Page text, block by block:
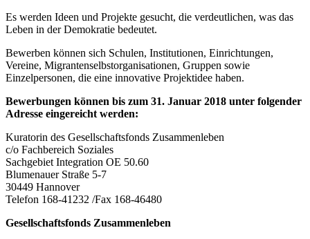
Es werden Ideen und Projekte gesucht, die verdeutlichen, was das
Leben in der Demokratie bedeutet.
Bewerben können sich Schulen, Institutionen, Einrichtungen,
Vereine, Migrantenselbstorganisationen, Gruppen sowie
Einzelpersonen, die eine innovative Projektidee haben.
Bewerbungen können bis zum 31. Januar 2018 unter folgender
Adresse eingereicht werden:
Kuratorin des Gesellschaftsfonds Zusammenleben
c/o Fachbereich Soziales
Sachgebiet Integration OE 50.60
Blumenauer Straße 5-7
30449 Hannover
Telefon 168-41232 /Fax 168-46480
Gesellschaftsfonds Zusammenleben